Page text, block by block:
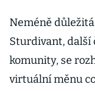
Neméně
Sturdivant, další
komunity, se
virtuální měnu